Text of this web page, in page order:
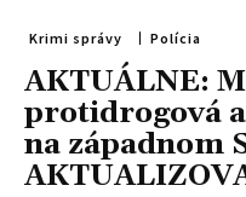
Krimi správy Polícia
AKTUÁLNE:
protidrogová
na západnom